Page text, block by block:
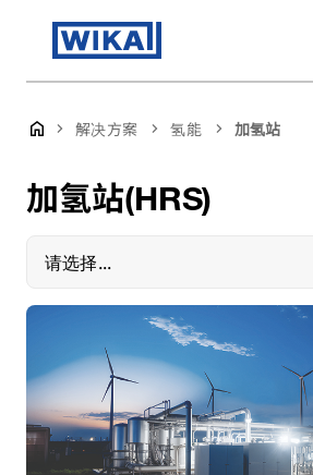
解决方案 氢能 加氢站
加氢站(HRS)
请选择...